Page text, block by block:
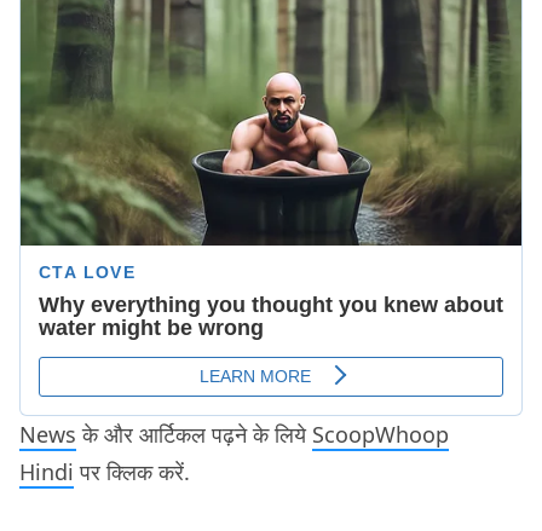
News के और आर्टिकल पढ़ने के लिये ScoopWhoop
Hindi पर क्लिक करें.